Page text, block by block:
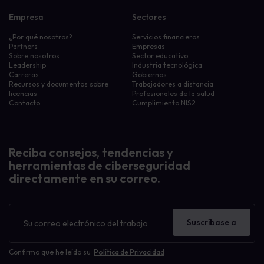
Empresa
¿Por qué nosotros?
Partners
Sobre nosotros
Leadership
Carreras
Recursos y documentos sobre
licencias
Contacto
Sectores
Servicios financieros
Empresas
Sector educativo
Industria tecnológica
Gobiernos
Trabajadores a distancia
Profesionales de la salud
Cumplimiento NIS2
Reciba consejos, tendencias y
herramientas de ciberseguridad
directamente en su correo.
Confirmo que he leído su Política de Privacidad
Suscríbase a